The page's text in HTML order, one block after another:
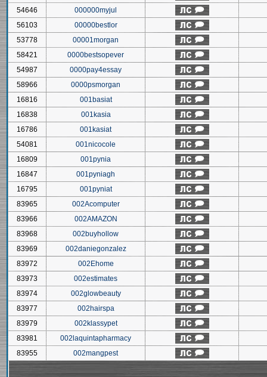
54646
000000myjul
56103
00000bestlor
53778
00001morgan
58421
0000bestsopever
54987
0000pay4essay
58966
0000psmorgan
16816
001basiat
16838
001kasia
16786
001kasiat
54081
001nicocole
16809
001pynia
16847
001pyniagh
16795
001pyniat
83965
002Acomputer
83966
002AMAZON
83968
002buyhollow
83969
002daniegonzalez
83972
002Ehome
83973
002estimates
83974
002glowbeauty
83977
002hairspa
83979
002klassypet
83981
002laquintapharmacy
83955
002mangpest